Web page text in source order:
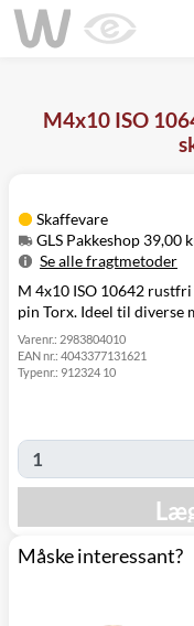
M4x10 ISO
Skaffevare
GLS Pakkeshop 39,00
Se alle fragtmetoder
Metode
Pris
GLS
Hjemmelevering
Click&Collect i
Svenstrup
(9230)
M 4x10 ISO 10642
pin Torx. Ideel til diverse
Varenr.: 2983804010
EAN nr.: 4043377131621
Typenr.: 912324 10
Måske interessant?
Mangler chatten?
Ret samtykke!